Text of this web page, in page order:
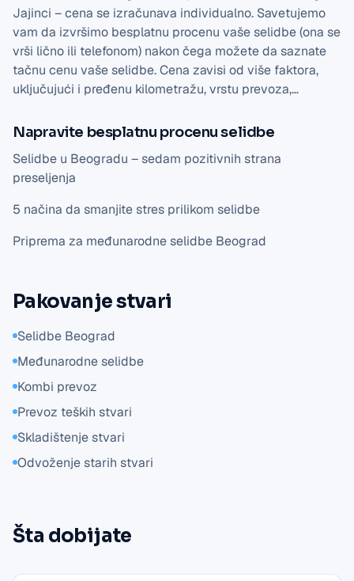
Jajinci – cena se izračunava individualno. Savetujemo
vam da izvršimo besplatnu procenu vaše selidbe (ona se
vrši lično ili telefonom) nakon čega možete da saznate
tačnu cenu vaše selidbe. Cena zavisi od više faktora,
uključujući i pređenu kilometražu, vrstu prevoza,…
Napravite besplatnu procenu selidbe
Selidbe u Beogradu – sedam pozitivnih strana
preseljenja
5 načina da smanjite stres prilikom selidbe
Priprema za međunarodne selidbe Beograd
Pakovanje stvari
Selidbe Beograd
Međunarodne selidbe
Kombi prevoz
Prevoz teških stvari
Skladištenje stvari
Odvoženje starih stvari
Šta dobijate